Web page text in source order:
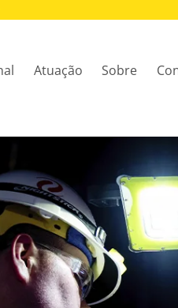
Atuação Sobre